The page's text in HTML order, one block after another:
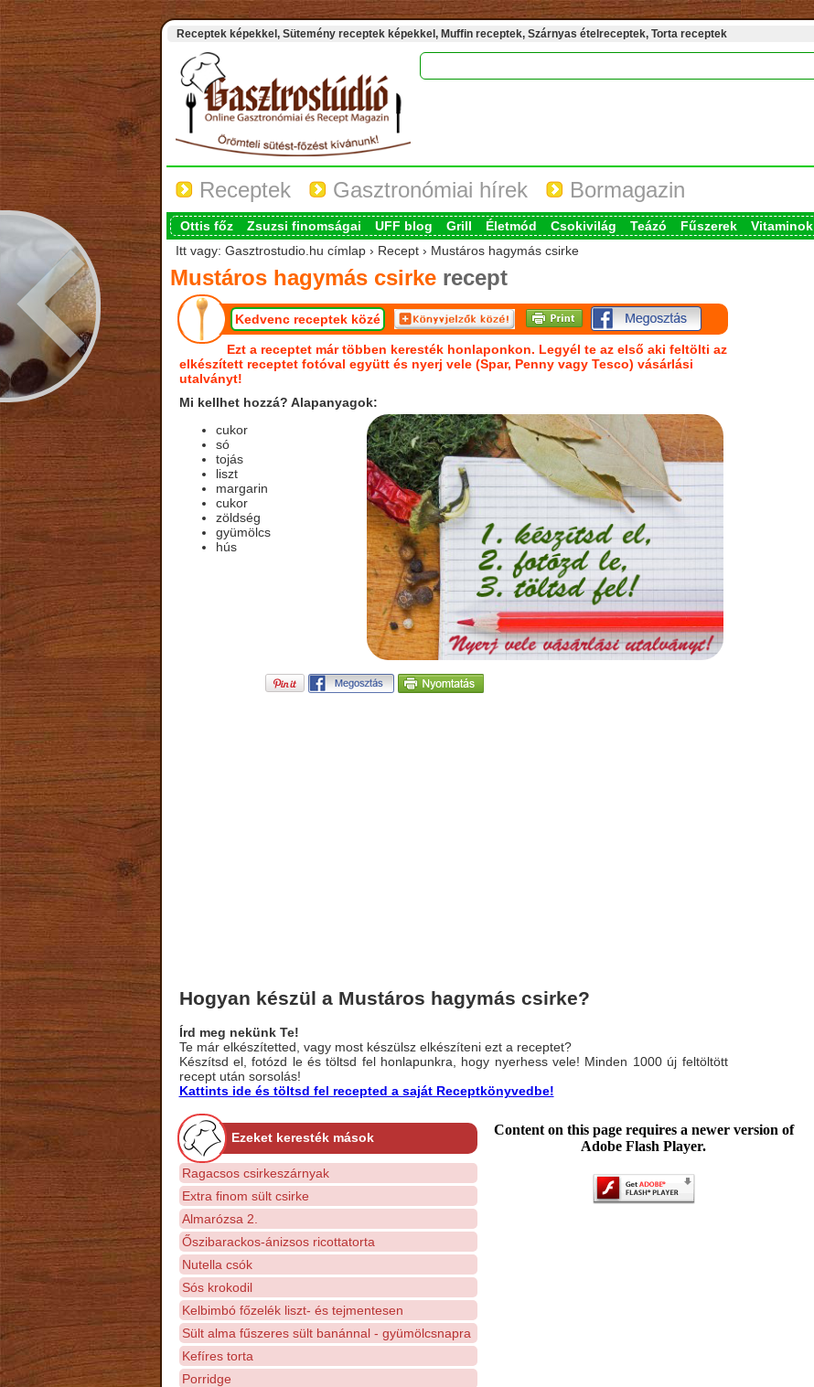
Receptek képekkel, Sütemény receptek képekkel, Muffin receptek, Szárnyas ételreceptek, Torta receptek
Receptek Gasztronómiai hírek Bormagazin
Ottis főz Zsuzsi finomságai UFF blog Grill Életmód Csokivilág Teázó Fűszerek Vitaminok
Itt vagy: Gasztrostudio.hu címlap › Recept › Mustáros hagymás csirke
Mustáros hagymás csirkerecept
Kedvenc receptek közé
Ezt a receptet már többen keresték honlaponkon. Legyél te az első aki feltölti az
elkészített receptet fotóval együtt és nyerj vele (Spar, Penny vagy Tesco) vásárlási
utalványt!
Mi kellhet hozzá? Alapanyagok:
cukor
só
tojás
liszt
margarin
cukor
zöldség
gyümölcs
hús
Hogyan készül a Mustáros hagymás csirke?
Írd meg nekünk Te!
Te már elkészítetted, vagy most készülsz elkészíteni ezt a receptet?
Készítsd el, fotózd le és töltsd fel honlapunkra, hogy nyerhess vele! Minden 1000 új feltöltött
recept után sorsolás!
Kattints ide és töltsd fel recepted a saját Receptkönyvedbe!
Ezeket keresték mások
Ragacsos csirkeszárnyak
Extra finom sült csirke
Almarózsa 2.
Őszibarackos-ánizsos ricottatorta
Nutella csók
Sós krokodil
Kelbimbó főzelék liszt- és tejmentesen
Sült alma fűszeres sült banánnal - gyümölcsnapra
Kefíres torta
Porridge
Content on this page requires a newer version of
Adobe Flash Player.